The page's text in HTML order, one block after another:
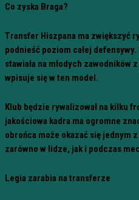
Co zyska Braga?
Transfer Hiszpana ma zwiększyć
podnieść poziom całej
stawiała na młodych zawodników
wpisuje się w ten model.
Klub będzie rywalizował na kilku
jakościowa kadra ma ogromne
obrońca może okazać się jednym
zarówno w lidze, jak i podczas
Legia zarabia na transferze